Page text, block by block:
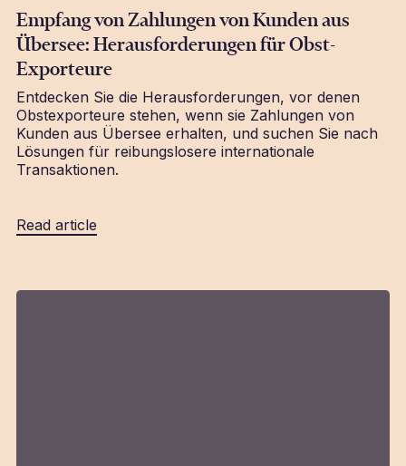
Empfang von Zahlungen von Kunden aus
Übersee: Herausforderungen für Obst-
Exporteure
Entdecken Sie die Herausforderungen, vor denen
Obstexporteure stehen, wenn sie Zahlungen von
Kunden aus Übersee erhalten, und suchen Sie nach
Lösungen für reibungslosere internationale
Transaktionen.
Read article